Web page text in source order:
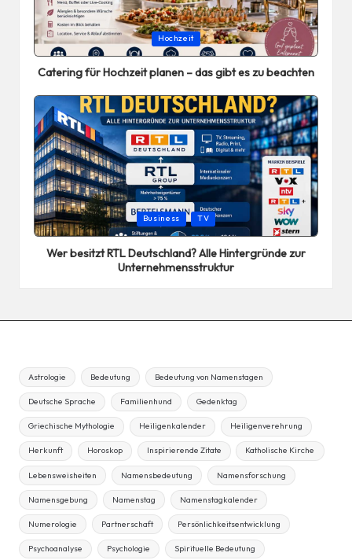
Posted
in
Hochzeit
Catering für Hochzeit planen – das gibt es zu beachten
Posted
in
Business TV
Wer besitzt RTL Deutschland? Alle Hintergründe zur
Unternehmensstruktur
Astrologie Bedeutung Bedeutung von Namenstagen
Deutsche Sprache Familienhund Gedenktag
Griechische Mythologie Heiligenkalender Heiligenverehrung
Herkunft Horoskop Inspirierende Zitate Katholische Kirche
Lebensweisheiten Namensbedeutung Namensforschung
Namensgebung Namenstag Namenstagkalender
Numerologie Partnerschaft Persönlichkeitsentwicklung
Psychoanalyse Psychologie Spirituelle Bedeutung